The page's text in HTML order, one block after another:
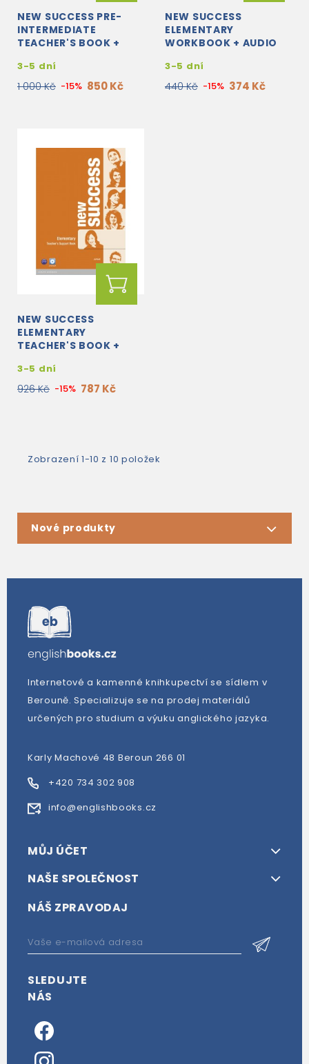
NEW SUCCESS PRE-
INTERMEDIATE
TEACHER'S BOOK +
3-5 dní
1 000 Kč -15% 850 Kč
NEW SUCCESS
ELEMENTARY
WORKBOOK + AUDIO
3-5 dní
440 Kč -15% 374 Kč
NEW SUCCESS
ELEMENTARY
TEACHER'S BOOK +
3-5 dní
926 Kč -15% 787 Kč
Zobrazení 1-10 z 10 položek
Nové produkty
Internetové a kamenné knihkupectví se sídlem v
Berouně. Specializuje se na prodej materiálů
určených pro studium a výuku anglického jazyka.
Karly Machové 48 Beroun 266 01
+420 734 302 908
info@englishbooks.cz
MŮJ ÚČET
NAŠE SPOLEČNOST
NÁŠ ZPRAVODAJ
SLEDUJTE
NÁS